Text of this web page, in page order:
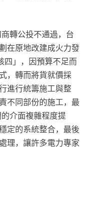
轉公投不通過，台
在原地改建成火力發
四」，因預算不足而
，轉而將貨就價採
進行統籌施工與整
不同部份的施工，最
介面複雜程度提
定的系統整合，最後
理，讓許多電力專家